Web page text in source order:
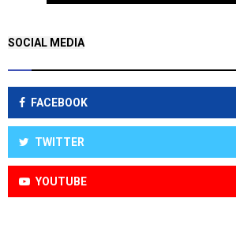
SOCIAL MEDIA
FACEBOOK
TWITTER
YOUTUBE